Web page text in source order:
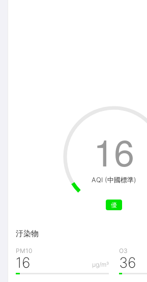
AQI (中國標準)
優
16
汙染物
PM10
μg/m³
16
O3
36